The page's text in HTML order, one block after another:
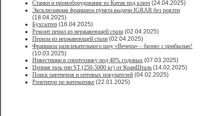
Станки и промоборудование из Китая под ключ (24.04.2025)
Эксклюзивная франшиза пункта выдачи IGRAR без роялти
(18.04.2025)
Бухгалтер (16.04.2025)
Ремонт перил из нержавеющей стали (02.04.2025)
Перила из нержавеющей стали (02.04.2025)
Франшиза развлекательного шоу «Вечера» – бизнес с прибылью!
(10.03.2025)
Инвестиции в спецтехнику под 40% годовых (07.03.2025)
Цепная таль тип ST (250-5000 кг) от КранШталь (14.02.2025)
Поиск партнеров и оптовых покупателей (04.02.2025)
Репетитор по математике (22.01.2025)